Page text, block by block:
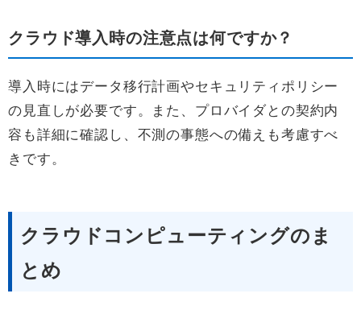
クラウド導入時の注意点は何ですか？
導入時にはデータ移行計画やセキュリティポリシー
の見直しが必要です。また、プロバイダとの契約内
容も詳細に確認し、不測の事態への備えも考慮すべ
きです。
クラウドコンピューティングのま
とめ